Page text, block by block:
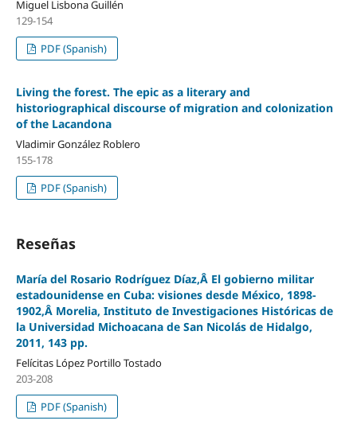
Miguel Lisbona Guillén
129-154
PDF (Spanish)
Living the forest. The epic as a literary and
historiographical discourse of migration and colonization
of the Lacandona
Vladimir González Roblero
155-178
PDF (Spanish)
Reseñas
María del Rosario Rodríguez Díaz,Â El gobierno militar
estadounidense en Cuba: visiones desde México, 1898-
1902,Â Morelia, Instituto de Investigaciones Históricas de
la Universidad Michoacana de San Nicolás de Hidalgo,
2011, 143 pp.
Felícitas López Portillo Tostado
203-208
PDF (Spanish)